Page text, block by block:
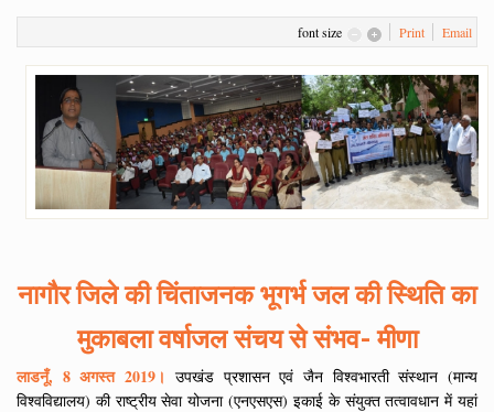
font size Print Email
नागौर जिले की चिंताजनक भूगर्भ जल की स्थिति का
मुकाबला वर्षाजल संचय से संभव- मीणा
लाडनूँ, 8 अगस्त 2019। उपखंड प्रशासन एवं जैन विश्वभारती संस्थान (मान्य
विश्वविद्यालय) की राष्ट्रीय सेवा योजना (एनएसएस) इकाई के संयुक्त तत्वावधान में यहां